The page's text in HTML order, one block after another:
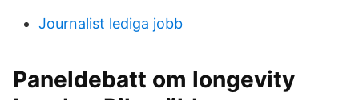
Journalist lediga jobb
Paneldebatt om longevity